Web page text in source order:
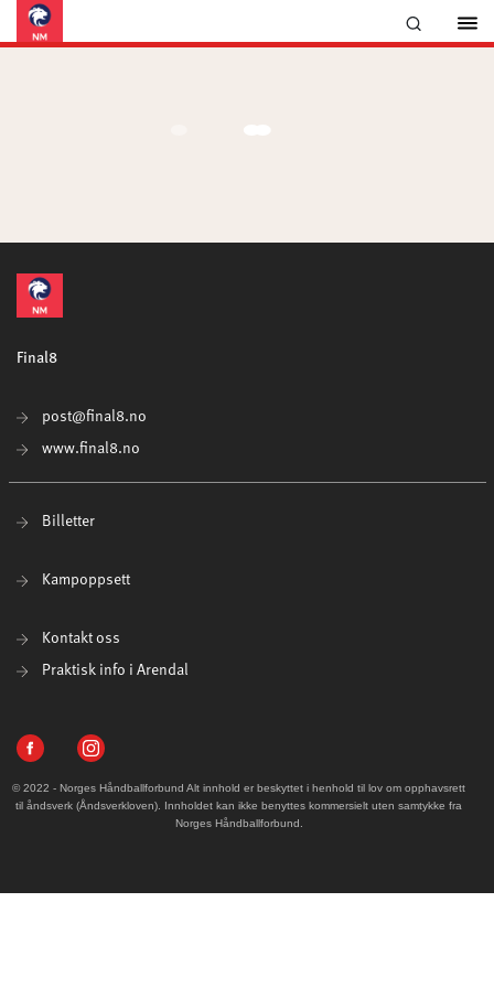
Final8
post@final8.no
www.final8.no
Billetter
Kampoppsett
Kontakt oss
Praktisk info i Arendal
© 2022 - Norges Håndballforbund Alt innhold er beskyttet i henhold til lov om opphavsrett
til åndsverk (Åndsverkloven). Innholdet kan ikke benyttes kommersielt uten samtykke fra
Norges Håndballforbund.